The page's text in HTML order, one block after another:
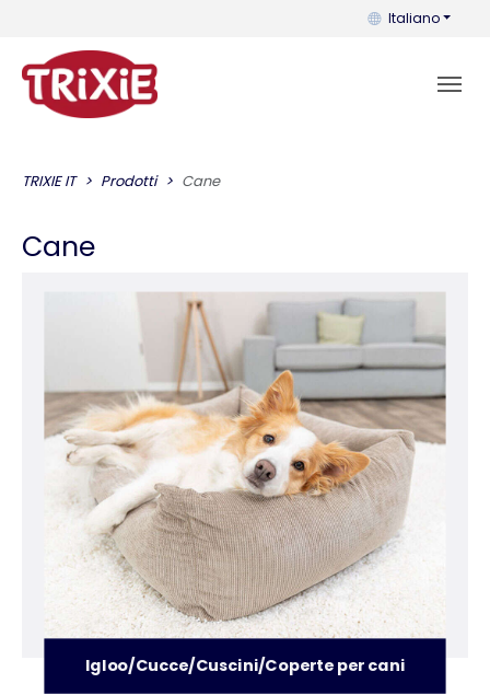
Puoi cambiare
Italiano
TRIXIE IT Prodotti Cane
Cane
Igloo/Cucce/Cuscini/Coperte per cani